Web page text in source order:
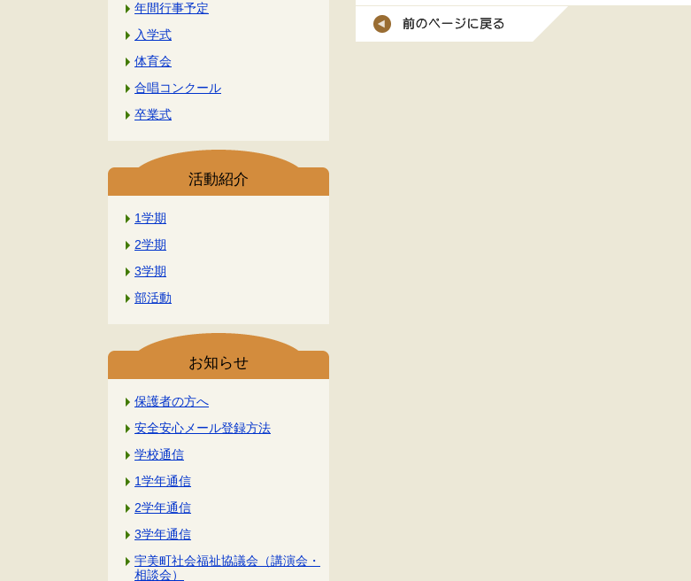
年間行事予定
入学式
体育会
合唱コンクール
卒業式
活動紹介
1学期
2学期
3学期
部活動
お知らせ
保護者の方へ
安全安心メール登録方法
学校通信
1学年通信
2学年通信
3学年通信
宇美町社会福祉協議会（講演会・
相談会）